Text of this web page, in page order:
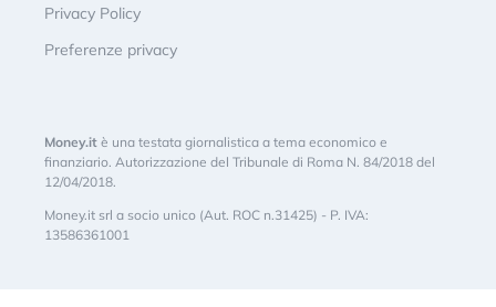
Privacy Policy
Preferenze privacy
Money.it è una testata giornalistica a tema economico e
finanziario. Autorizzazione del Tribunale di Roma N. 84/2018 del
12/04/2018.
Money.it srl a socio unico (Aut. ROC n.31425) - P. IVA:
13586361001